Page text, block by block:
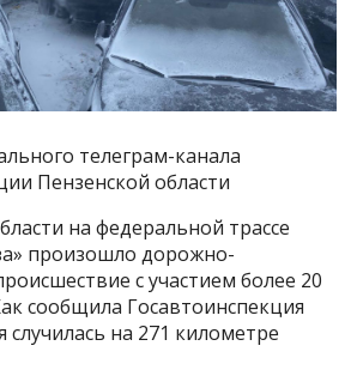
телеграм-канала
Пензенской области
на федеральной трассе
произошло дорожно-
с участием более 20
сообщила Госавтоинспекция
случилась на 271 километре